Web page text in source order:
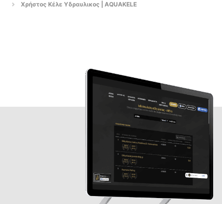
Χρήστος Κέλε Υδραυλικος | AQUAKELE